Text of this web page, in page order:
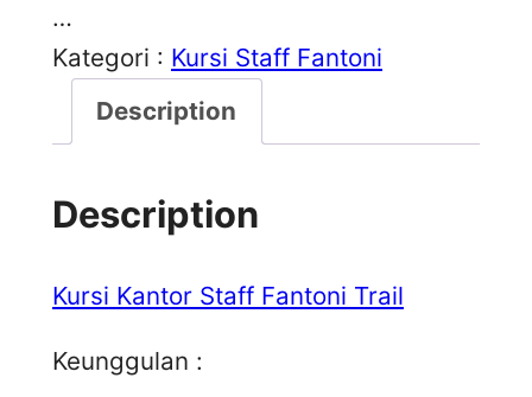
…
Kategori : Kursi Staff Fantoni
Description
Description
Kursi Kantor Staff Fantoni Trail
Keunggulan :